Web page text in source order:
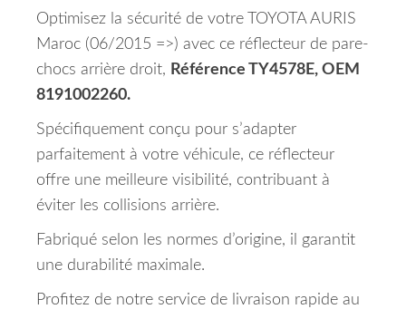
Optimisez la sécurité de votre TOYOTA AURIS
Maroc (06/2015 =>) avec ce réflecteur de pare-
chocs arrière droit, Référence TY4578E, OEM
8191002260.
Spécifiquement conçu pour s’adapter
parfaitement à votre véhicule, ce réflecteur
offre une meilleure visibilité, contribuant à
éviter les collisions arrière.
Fabriqué selon les normes d’origine, il garantit
une durabilité maximale.
Profitez de notre service de livraison rapide au